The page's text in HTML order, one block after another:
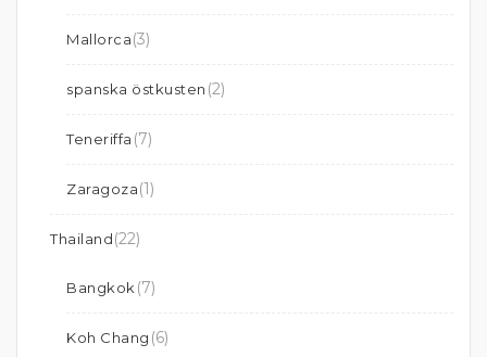
Mallorca(3)
spanska östkusten (2)
Teneriffa (7)
Zaragoza(1)
Thailand(22)
Bangkok (7)
Koh Chang (6)